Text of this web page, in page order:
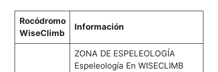
Rocódromo
WiseClimb
Información
ZONA DE ESPELEOLOGÍA
Espeleología En WISECLIMB